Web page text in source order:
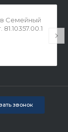
Семейный
звонок